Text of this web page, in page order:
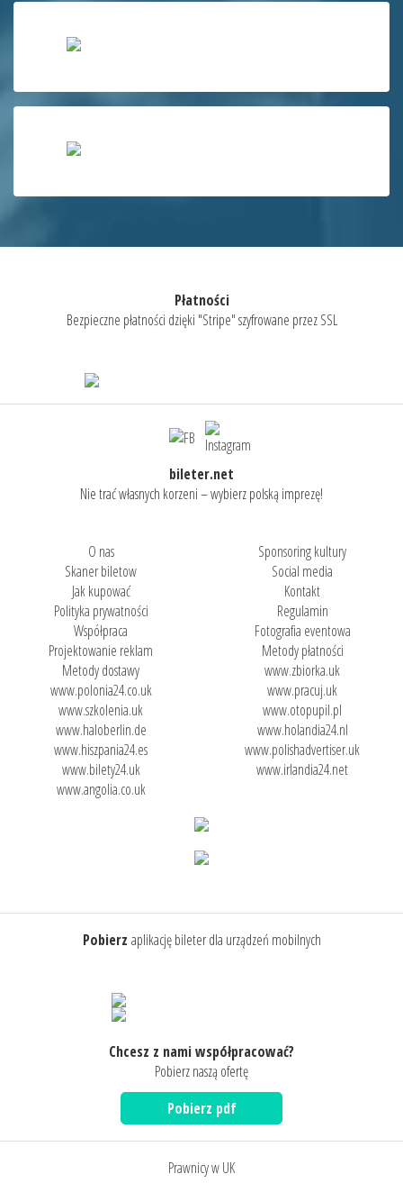
Płatności
Bezpieczne płatności dzięki "Stripe" szyfrowane przez SSL
bileter.net
Nie trać własnych korzeni – wybierz polską imprezę!
O nas
Sponsoring kultury
Skaner biletow
Social media
Jak kupować
Kontakt
Polityka prywatności
Regulamin
Współpraca
Fotografia eventowa
Projektowanie reklam
Metody płatności
Metody dostawy
www.zbiorka.uk
www.polonia24.co.uk
www.pracuj.uk
www.szkolenia.uk
www.otopupil.pl
www.haloberlin.de
www.holandia24.nl
www.hiszpania24.es
www.polishadvertiser.uk
www.bilety24.uk
www.irlandia24.net
www.angolia.co.uk
Pobierz aplikację bileter dla urządzeń mobilnych
Chcesz z nami współpracować?
Pobierz naszą ofertę
Pobierz pdf
Prawnicy w UK